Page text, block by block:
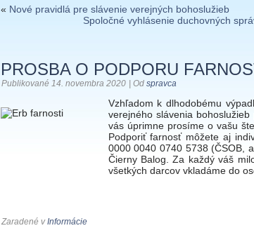
« Nové pravidlá pre slávenie verejných bohoslužieb
Spoločné vyhlásenie duchovných
PROSBA O PODPORU
Publikované 14. novembra 2020 Od spravca
Vzhľadom k dlhodobému
verejného slávenia
vás úprimne prosíme o vašu
Podporiť farnosť môžete aj
0000 0040 0740 5738 (ČSOB,
Čierny Balog. Za každý váš
všetkých darcov vkladáme do
Zaradené v Informácie